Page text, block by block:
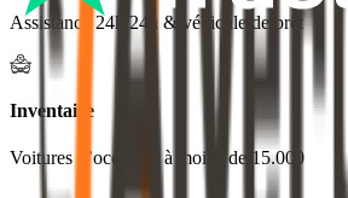
Assistance 24h/24h & véhicule de prêt
Inventaire
Voitures d’occasion à moins de 15.000